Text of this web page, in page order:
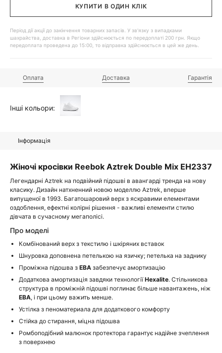
КУПИТИ В ОДИН КЛІК
Період дії акції до закінчення товарних запасів. У зв'язку з випадками
шахрайства, доставка в Регіони здійснюється по передоплаті 200 грн. Якщо
передоплата проведена до 15:00, то відправка здійснюється в цей же день.
Оплата Доставка Гарантія
Інші кольори:
Інформація
Жіночі кросівки Reebok Aztrek Double Mix EH2337
Легендарні Aztrek на подвійний підошві в авангарді тренда на нову
класику. Дизайн натхненний новою моделлю Aztrek, вперше
випущеної в 1993. Багатошаровий верх з яскравими елементами
оздоблення, ефектні колірні рішення - важливі елементи стилю
дівчата в сучасному мегаполісі.
Про моделі
Комбінований верх з текстилю і шкіряних вставок
Шнуровка доповнена петелькою на язичку; петелька на заднику
Проміжна підошва з ЕВА забезпечує амортизацію
Додаткова амортизація завдяки технологіїHexalite. Стільникова
структура в проміжній підошві поглинає більше навантажень, ніж
ЕВА, і при цьому важить менше.
Устілка з пеноматериала для додаткового комфорту
Стійка до стирання, міцна підошва
Ромбоподібний малюнок протектора гарантує надійне зчеплення
з поверхнею